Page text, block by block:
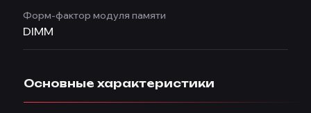
Форм-фактор модуля памяти
DIMM
Основные характеристики